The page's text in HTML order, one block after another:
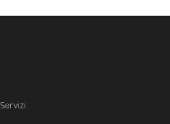
Servizi: